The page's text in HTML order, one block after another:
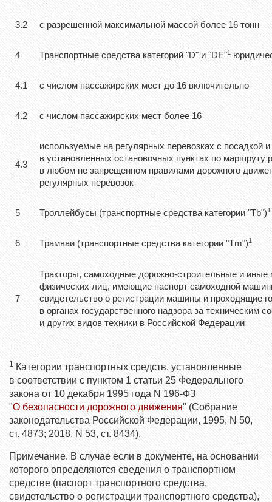
3.2 с разрешенной максимальной массой более 16 тонн
4 Транспортные средства категорий "D" и "DE"1
4.1 с числом пассажирских мест до 16 включительно
4.2 с числом пассажирских мест более 16
4.3
используемые на регулярных перевозках с посадкой
в установленных остановочных пунктах по маршруту
в любом не запрещенном правилами дорожного
регулярных перевозок
5 Троллейбусы (транспортные средства категории "Tb")1
6 Трамваи (транспортные средства категории "Tm")1
7
Тракторы, самоходные дорожно-строительные и
физических лиц, имеющие паспорт самоходной
свидетельство о регистрации машины и проходящие
в органах государственного надзора за техническим
и других видов техники в Российской Федерации
1Категории транспортных средств, установленные
в соответствии с пунктом 1 статьи 25 Федерального
закона от 10 декабря 1995 года N 196-ФЗ
"О безопасности дорожного движения" (Собрание
законодательства Российской Федерации, 1995, N 50,
ст. 4873; 2018, N 53, ст. 8434).
Примечание. В случае если в документе, на основании
которого определяются сведения о транспортном
средстве (паспорт транспортного средства,
свидетельство о регистрации транспортного средства),